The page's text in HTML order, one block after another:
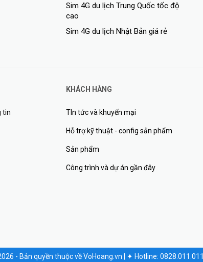
Sim 4G du lịch Trung Quốc tốc độ
cao
Sim 4G du lịch Nhật Bản giá rẻ
tin
KHÁCH HÀNG
TIn tức và khuyến mại
Hỗ trợ kỹ thuật - config sản phẩm
Sản phẩm
Công trình và dự án gần đây
- Bản quyền thuộc về VoHoang.vn ✦ Hotline: 0828.011.011